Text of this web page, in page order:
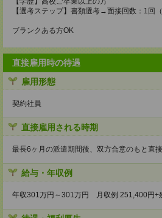
【選考ステップ】書類選考→面接回数：1回
ブランクある方OK
直接雇用時の待遇
雇用形態
契約社員
直接雇用される時期
最長6ヶ月の派遣期間後、双方合意のもと直接
給与・年収例
年収301万円～301万円 月収例 251,400円+